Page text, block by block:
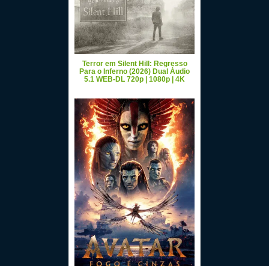
Terror em Silent Hill: Regresso
Para o Inferno (2026) Dual Áudio
5.1 WEB-DL 720p | 1080p | 4K